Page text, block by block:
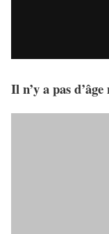
Il n’y a pas